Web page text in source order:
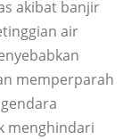
akibat banjir
air
memperparah
menghindari